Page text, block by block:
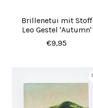
Brillenetui mit Stoff
Leo Gestel 'Autumn'
€9,95